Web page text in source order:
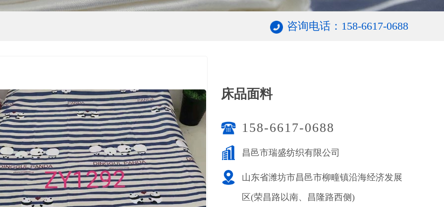
咨询电话：158-6617-0688
床品面料
158-6617-0688
昌邑市瑞盛纺织有限公司
山东省潍坊市昌邑市柳疃镇沿海经济发展
区(荣昌路以南、昌隆路西侧)